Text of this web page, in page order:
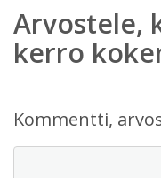
Arvostele,
kerro
Kommentti,